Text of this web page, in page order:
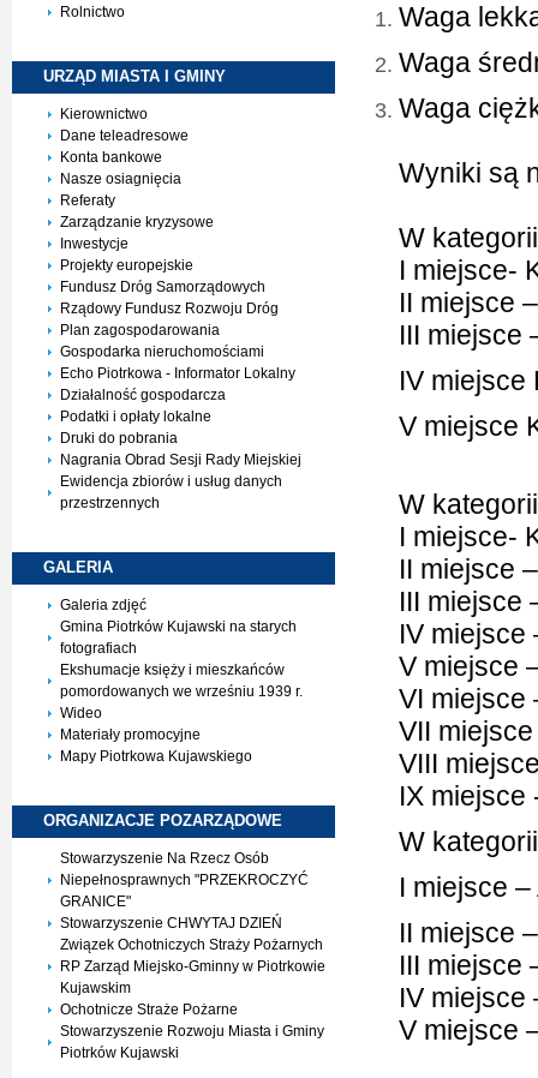
Rolnictwo
URZĄD MIASTA I GMINY
Kierownictwo
Dane teleadresowe
Konta bankowe
Nasze osiagnięcia
Referaty
Zarządzanie kryzysowe
Inwestycje
Projekty europejskie
Fundusz Dróg Samorządowych
Rządowy Fundusz Rozwoju Dróg
Plan zagospodarowania
Gospodarka nieruchomościami
Echo Piotrkowa - Informator Lokalny
Działalność gospodarcza
Podatki i opłaty lokalne
Druki do pobrania
Nagrania Obrad Sesji Rady Miejskiej
Ewidencja zbiorów i usług danych
przestrzennych
GALERIA
Galeria zdjęć
Gmina Piotrków Kujawski na starych
fotografiach
Ekshumacje księży i mieszkańców
pomordowanych we wrześniu 1939 r.
Wideo
Materiały promocyjne
Mapy Piotrkowa Kujawskiego
ORGANIZACJE POZARZĄDOWE
Stowarzyszenie Na Rzecz Osób
Niepełnosprawnych "PRZEKROCZYĆ
GRANICE"
Stowarzyszenie CHWYTAJ DZIEŃ
Związek Ochotniczych Straży Pożarnych
RP Zarząd Miejsko-Gminny w Piotrkowie
Kujawskim
Ochotnicze Straże Pożarne
Stowarzyszenie Rozwoju Miasta i Gminy
Piotrków Kujawski
Waga
Waga
Waga
Wyniki są
W
I miejsce-
II miejsce
III miejsce
IV miejsce
V miejsce
W
I miejsce-
II miejsce
III miejsce
IV miejsce
V miejsce
VI miejsce
VII
VIII
IX miejsce
W
I miejsce
II miejsce
III miejsce
IV miejsce
V miejsce